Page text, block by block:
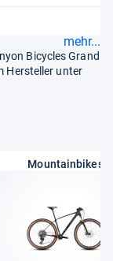
mehr...
Bicycles Grand
Hersteller unter
Mountainbikes